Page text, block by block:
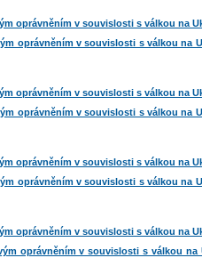
oprávněním v souvislosti s válkou na
oprávněním v souvislosti s válkou na
oprávněním v souvislosti s válkou na
oprávněním v souvislosti s válkou na
oprávněním v souvislosti s válkou na
oprávněním v souvislosti s válkou na
oprávněním v souvislosti s válkou na
oprávněním v souvislosti s válkou na